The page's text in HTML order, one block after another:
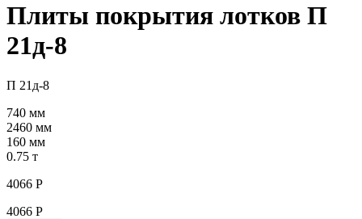
Плиты покрытия лотков П
21д-8
П 21д-8
740 мм
2460 мм
160 мм
0.75 т
4066 Р
4066 Р